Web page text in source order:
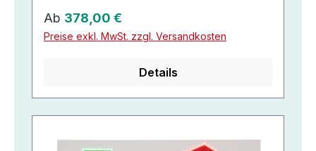
Regulärer Preis:
Ab 378,00 €
Preise exkl. MwSt. zzgl. Versandkosten
Details